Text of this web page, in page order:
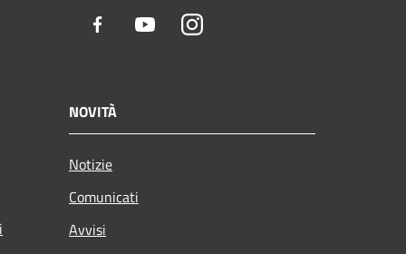
Facebook YoutubeInstagram
NOVITÀ
Notizie
Comunicati
Avvisi